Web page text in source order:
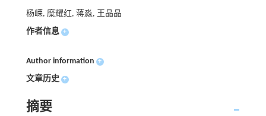
杨嵘, 糜耀红, 蒋淼, 王晶晶
作者信息 +
Author information +
文章历史 +
摘要